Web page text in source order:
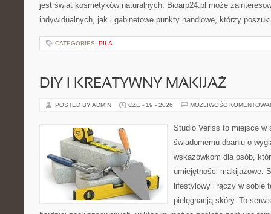
jest świat kosmetyków naturalnych. Bioarp24.pl może
indywidualnych, jak i gabinetowe punkty handlowe, którzy
CATEGORIES: PIŁA
DIY I KREATYWNY MAKIJAŻ
POSTED BY ADMIN CZE - 19 - 2026 MOŻLIWOŚĆ
Studio Veriss to miejsce w
świadomemu dbaniu o
wskazówkom dla osób,
umiejętności makijażowe.
lifestylowy i łączy w sobie
pielęgnacją skóry. To